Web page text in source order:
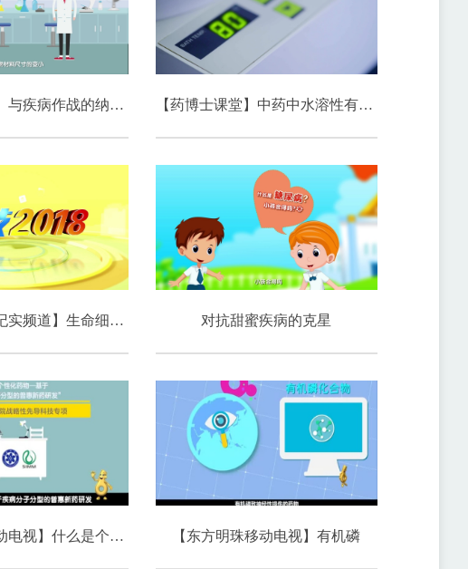
【药博士课堂】与疾病作战的纳米特种兵 【药博士课堂】中药中水溶性有效成分的提取
【上海电视台纪实频道】生命细节的放大镜 对抗甜蜜疾病的克星
【东方明珠移动电视】什么是个性化药物 【东方明珠移动电视】有机磷